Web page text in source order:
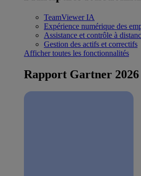
TeamViewer IA
Expérience numérique des
Assistance et contrôle à
Gestion des actifs et correctifs
Afficher toutes les fonctionnalités
Rapport Gartner 2026